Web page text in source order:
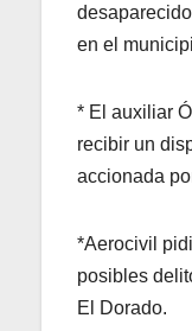
en el
* El auxiliar
recibir un
accionada
*Aerocivil
posibles
El Dorado.